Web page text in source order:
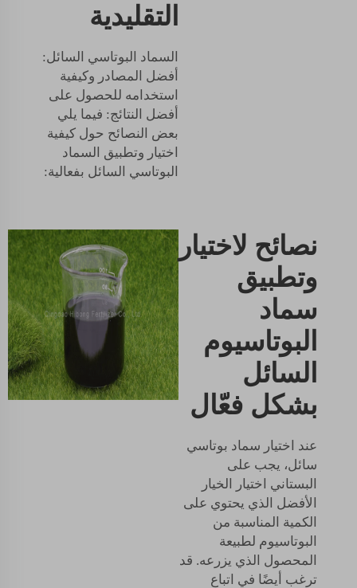
التقليدية
السماد البوتاسي السائل:
أفضل المصادر وكيفية
استخدامه للحصول على
أفضل النتائج: فيما يلي
بعض النصائح حول كيفية
اختيار وتطبيق السماد
البوتاسي السائل بفعالية:
نصائح لاختيار
وتطبيق
سماد
البوتاسيوم
السائل
بشكل فعّال
عند اختيار سماد بوتاسي
سائل، يجب على
البستاني اختيار الخيار
الأفضل الذي يحتوي على
الكمية المناسبة من
البوتاسيوم لطبيعة
المحصول الذي يزرعه. قد
ترغب أيضًا في اتباع